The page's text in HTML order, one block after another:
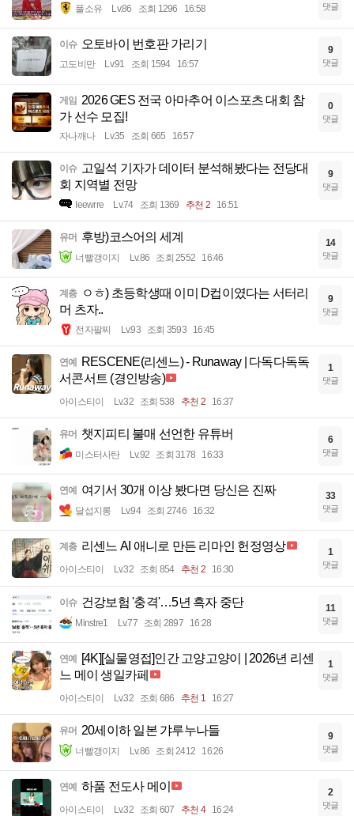
풀소유 Lv.86 조회 1296 16:58 댓글
이슈 오토바이 번호판 가리기
고도비만 Lv.91 조회 1594 16:57
9
댓글
게임 2026 GES 전국 아마추어 이스포츠 대회 참
가 선수 모집!
자나깨나 Lv.35 조회 665 16:57
0
댓글
이슈 고일석 기자가 데이터 분석해봤다는 전당대
회 지역별 전망
Ieewrre Lv.74 조회 1369 추천 2 16:51
9
댓글
유머 후방)코스어의 세계
너빨갱이지 Lv.86 조회 2552 16:46
14
댓글
계층
ㅇㅎ) 초등학생때 이미 D컵이였다는 서터리
머 츠자..
전자팔찌 Lv.93 조회 3593 16:45
9
댓글
연예 RESCENE(리센느) - Runaway | 다독다독독
서콘서트 (경인방송)
아이스티이 Lv.32 조회 538 추천 2 16:37
1
댓글
유머 챗지피티 불매 선언한 유튜버
미스터사탄 Lv.92 조회 3178 16:33
6
댓글
연예 여기서 30개 이상 봤다면 당신은 진짜
달섭지롱 Lv.94 조회 2746 16:32
33
댓글
계층 리센느 AI 애니로 만든 리마인 헌정영상
아이스티이 Lv.32 조회 854 추천 2 16:30
1
댓글
이슈 건강보험 '충격'…5년 흑자 중단
Minstre1 Lv.77 조회 2897 16:28
11
댓글
연예 [4K][실물영접]인간 고양고양이 | 2026년 리센
느 메이 생일카페
아이스티이 Lv.32 조회 686 추천 1 16:27
1
댓글
유머 20세이하 일본 갸루누나들
너빨갱이지 Lv.86 조회 2412 16:26
9
댓글
연예 하품 전도사 메이
아이스티이 Lv.32 조회 607 추천 4 16:24
2
댓글